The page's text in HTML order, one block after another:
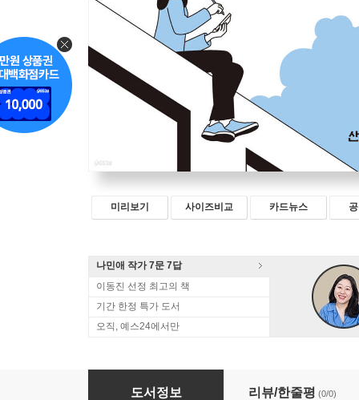
미리보기 사이즈비교 카드뉴스
나민애 작가 7문 7답
이동진 선정 최고의 책
기간 한정 특가 도서
오직, 예스24에서만
쓰기 위해 또 떠납니다
도서정보 리뷰/한줄평 (0/0)